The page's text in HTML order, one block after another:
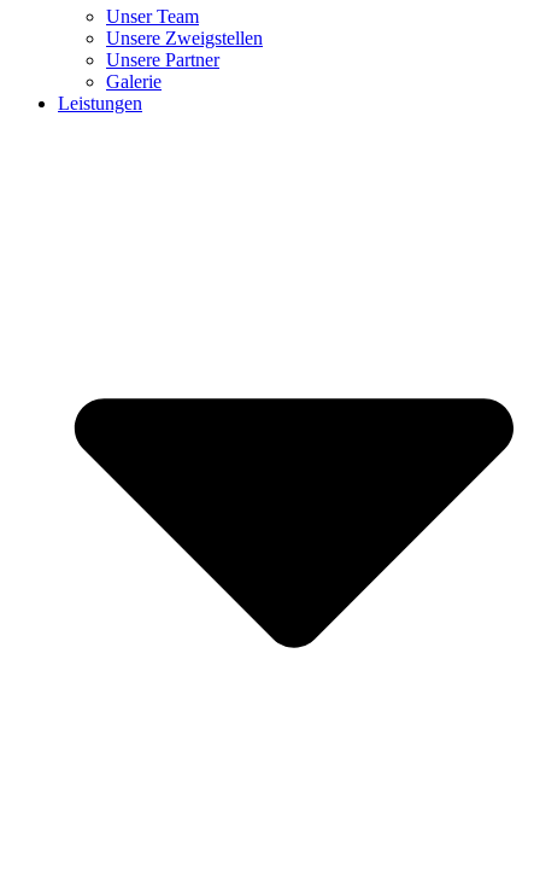
Unser Team
Unsere Zweigstellen
Unsere Partner
Galerie
Leistungen